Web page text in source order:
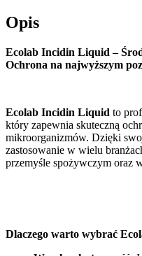
Opis
Ecolab Incidin Liquid –
Ochrona na najwyższym
Ecolab Incidin Liquid to
który zapewnia skuteczną
mikroorganizmów. Dzięki
zastosowanie w wielu
przemyśle spożywczym oraz
Dlaczego warto wybrać